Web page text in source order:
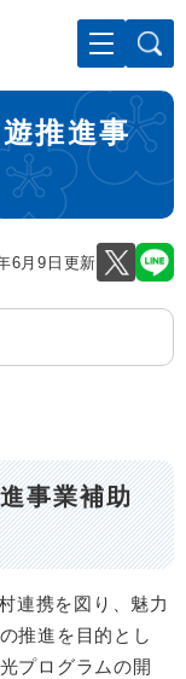
推進事
6月9日更新
事業補助
連携を図り、魅力
推進を目的とし
プログラムの開